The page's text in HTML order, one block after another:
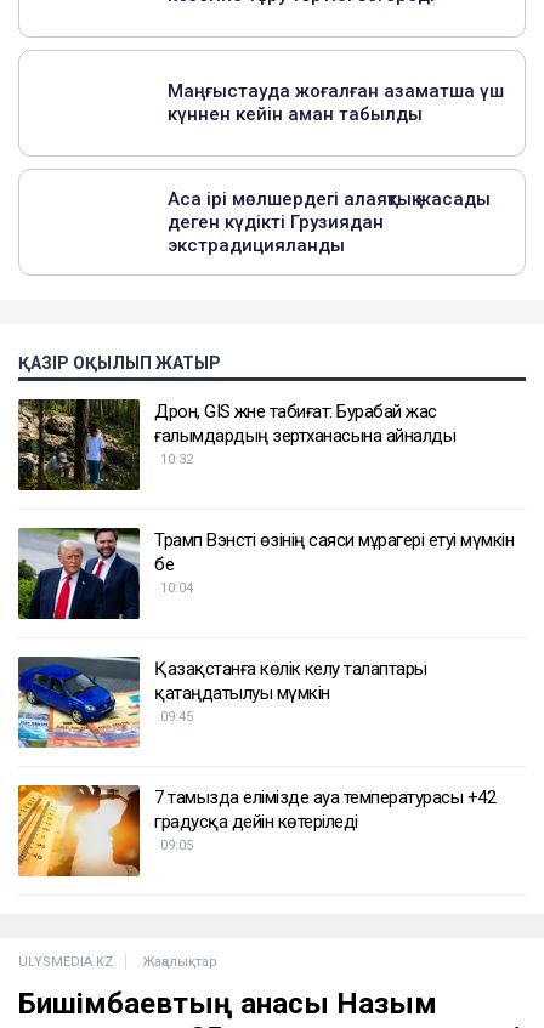
ҚАЗІР ОҚЫЛЫП ЖАТЫР
Дрон, GIS және табиғат: Бурабай жас
ғалымдардың зертханасына айналды
10:32
Трамп Вэнсті өзінің саяси мұрагері етуі мүмкін
бе
10:04
Қазақстанға көлік әкелу талаптары
қатаңдатылуы мүмкін
09:45
7 тамызда елімізде ауа температурасы +42
градусқа дейін көтеріледі
09:05
ULYSMEDIA.KZ Жаңалықтар
Бишімбаевтың анасы Назым